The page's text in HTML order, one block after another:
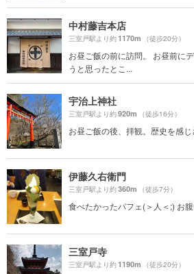
中村藤吉本店
三室戸駅より約1170m （徒歩20分）
お昼ご飯の前に訪問。 お昼前に
うと思ったとこ...
宇治上神社
三室戸駅より約920m （徒歩16分）
お昼ご飯の後、拝観。歴史を感じ
伊藤久右衛門
三室戸駅より約360m （徒歩7分）
食べたかったパフェ(＞人＜;) お
三室戸寺
三室戸駅より約1190m （徒歩20分）